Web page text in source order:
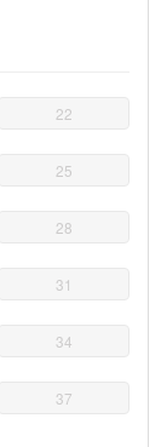
22
25
28
31
34
37